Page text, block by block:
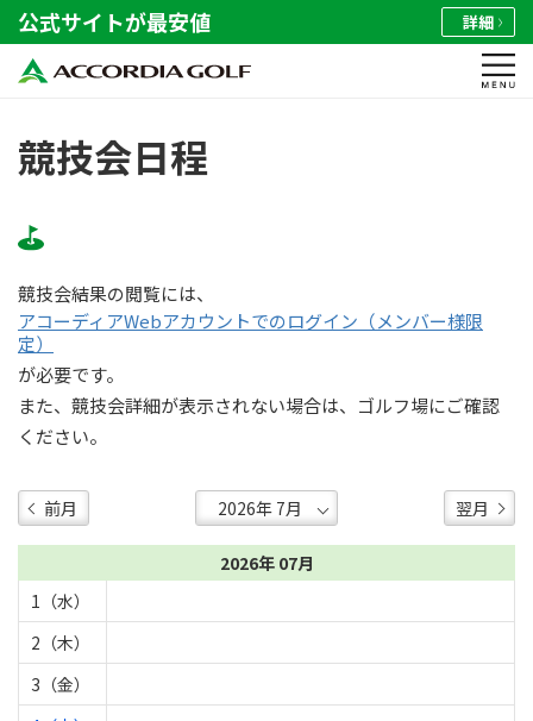
公式サイトが最安値 詳細
競技会日程
競技会結果の閲覧には、
アコーディアWebアカウントでのログイン（メンバー様限
定）
が必要です。
また、競技会詳細が表示されない場合は、ゴルフ場にご確認
ください。
前月 翌月
2026年 07月
1（水）
2（木）
3（金）